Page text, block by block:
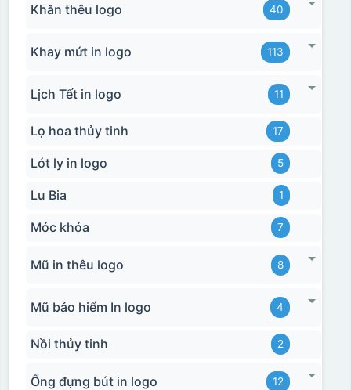
Khăn thêu logo 40
Khay mứt in logo 113
Lịch Tết in logo 11
Lọ hoa thủy tinh 17
Lót ly in logo 5
Lu Bia 1
Móc khóa 7
Mũ in thêu logo 8
Mũ bảo hiểm In logo 4
Nồi thủy tinh 2
Ống đựng bút in logo 12